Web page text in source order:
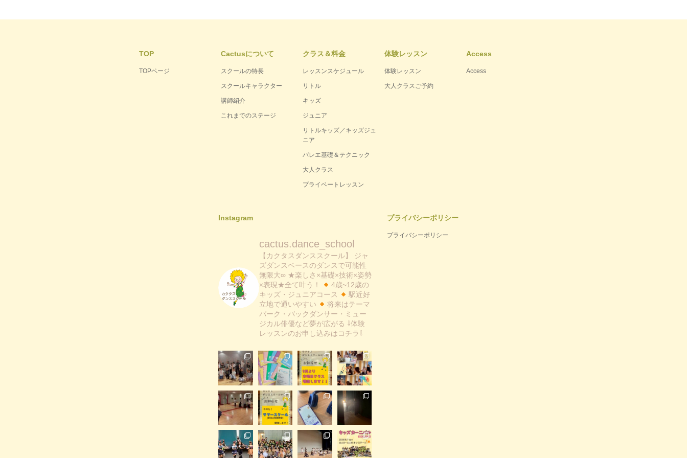
TOP
TOPページ
Cactusについて
スクールの特長
スクールキャラクター
講師紹介
これまでのステージ
クラス＆料金
レッスンスケジュール
リトル
キッズ
ジュニア
リトルキッズ／キッズジュ
ニア
バレエ基礎＆テクニック
大人クラス
プライベートレッスン
体験レッスン
体験レッスン
大人クラスご予約
Access
Access
Instagram
cactus.dance_school
【カクタスダンススクール】
ジャ
ズダンスベースのダンスで可能性
無限大∞ ★楽しさ×基礎×技術×姿勢
×表現★全て叶う！
4歳~12歳の
キッズ・ジュニアコース
駅近好
立地で通いやすい
将来はテーマ
パーク・バックダンサー・ミュー
ジカル俳優など夢が広がる ⇩体験
レッスンのお申し込みはコチラ⇩
プライバシーポリシー
プライバシーポリシー